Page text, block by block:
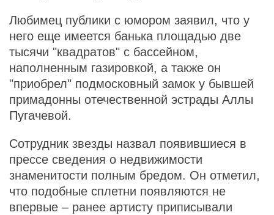
Любимец публики с юмором заявил, что у
него еще имеется банька площадью две
тысячи "квадратов" с бассейном,
наполненным газировкой, а также он
"приобрел" подмосковный замок у бывшей
примадонны отечественной эстрады Аллы
Пугачевой.
Сотрудник звезды назвал появившиеся в
прессе сведения о недвижимости
знаменитости полным бредом. Он отметил,
что подобные сплетни появляются не
впервые – ранее артисту приписывали